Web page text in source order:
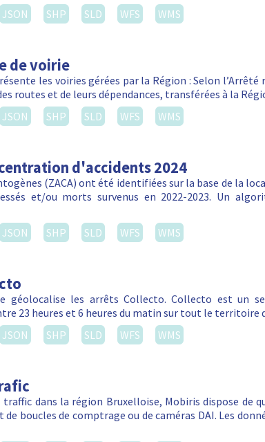
JSON SHP SLD WFS WMS
de voirie
les voiries gérées par la Région : Selon l’Arrêté
routes et de leurs dépendances, transférées à la
JSON SHP SLD WFS WMS
d'accidents 2024
(ZACA) ont été identifiées sur la base de la
et/ou morts survenus en 2022-2023. Un
JSON SHP SLD WFS WMS
géolocalise les arrêts Collecto. Collecto est un
23 heures et 6 heures du matin sur tout le territoire
JSON SHP SLD WFS WMS
dans la région Bruxelloise, Mobiris dispose de
boucles de comptrage ou de caméras DAI. Les